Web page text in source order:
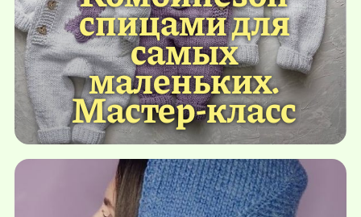
спицами для
самых
маленьких.
Мастер-класс